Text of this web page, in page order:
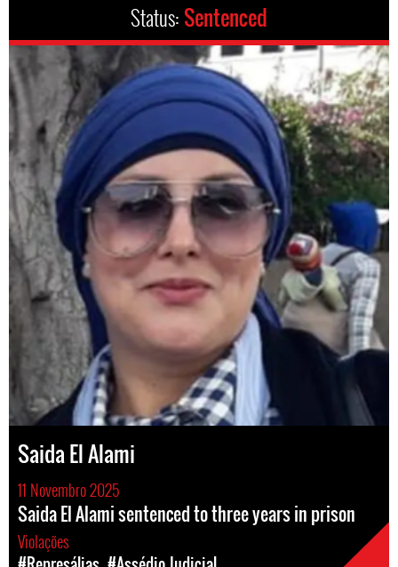
Status: Sentenced
Saida El Alami
11 Novembro 2025
Saida El Alami sentenced to three years in prison
Violações